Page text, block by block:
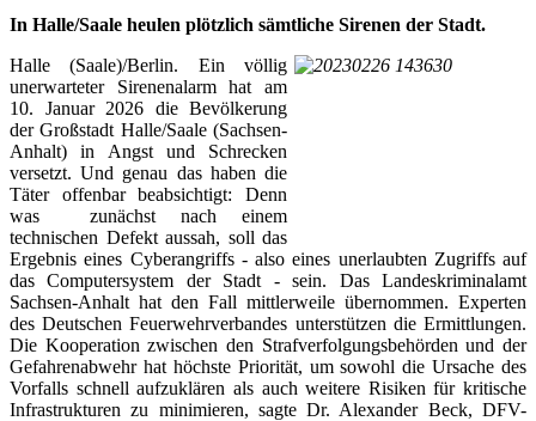
In Halle/Saale heulen plötzlich sämtliche Sirenen der Stadt.
Halle (Saale)/Berlin. Ein völlig
unerwarteter Sirenenalarm hat am
10. Januar 2026 die Bevölkerung
der Großstadt Halle/Saale (Sachsen-
Anhalt) in Angst und Schrecken
versetzt. Und genau das haben die
Täter offenbar beabsichtigt: Denn
was zunächst nach einem
technischen Defekt aussah, soll das
Ergebnis eines Cyberangriffs - also eines unerlaubten Zugriffs auf
das Computersystem der Stadt - sein. Das Landeskriminalamt
Sachsen-Anhalt hat den Fall mittlerweile übernommen. Experten
des Deutschen Feuerwehrverbandes unterstützen die Ermittlungen.
Die Kooperation zwischen den Strafverfolgungsbehörden und der
Gefahrenabwehr hat höchste Priorität, um sowohl die Ursache des
Vorfalls schnell aufzuklären als auch weitere Risiken für kritische
Infrastrukturen zu minimieren, sagte Dr. Alexander Beck, DFV-